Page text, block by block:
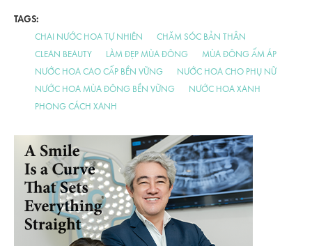
TAGS:
CHAI NƯỚC HOA TỰ NHIÊN
CHĂM SÓC BẢN THÂN
CLEAN BEAUTY
LÀM ĐẸP MÙA ĐÔNG
MÙA ĐÔNG ẤM ÁP
NƯỚC HOA CAO CẤP BỀN VỮNG
NƯỚC HOA CHO PHỤ NỮ
NƯỚC HOA MÙA ĐÔNG BỀN VỮNG
NƯỚC HOA XANH
PHONG CÁCH XANH